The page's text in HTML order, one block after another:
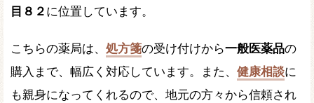
目８２ に位置しています。
こちらの薬局は、 処方箋の受け付けから一般医薬品の
購入まで、幅広く対応しています。また、 健康相談に
も親身になってくれるので、地元の方々から信頼され